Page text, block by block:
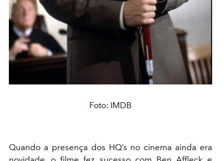
Foto: IMDB
Quando a presença dos HQ’s no cinema ainda era